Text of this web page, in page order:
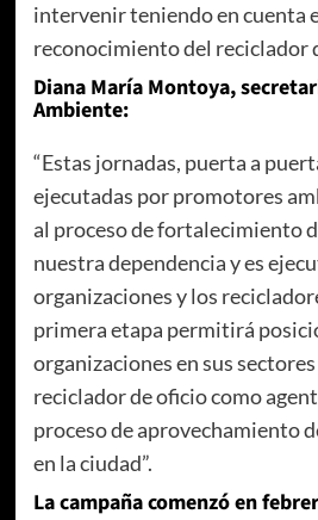
intervenir teniendo en cuenta
reconocimiento del reciclador
Diana María Montoya,
Ambiente:
“Estas jornadas, puerta a
ejecutadas por promotores
al proceso de fortalecimiento
nuestra dependencia y es
organizaciones y los
primera etapa permitirá
organizaciones en sus
reciclador de oficio como
proceso de aprovechamiento
en la ciudad”.
La campaña comenzó en